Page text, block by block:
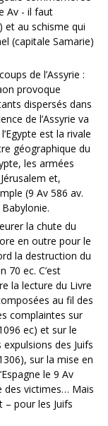
Av - il faut
et au schisme qui
(capitale Samarie)
de l’Assyrie :
provoque
dispersés dans
de l’Assyrie va
est la rivale
géographique du
les armées
et,
(9 Av 586 av.
la chute du
en outre pour le
la destruction du
70 ec. C’est
la lecture du Livre
au fil des
complaintes sur
ec) et sur le
des Juifs
sur la mise en
le 9 Av
des victimes… Mais
– pour les Juifs